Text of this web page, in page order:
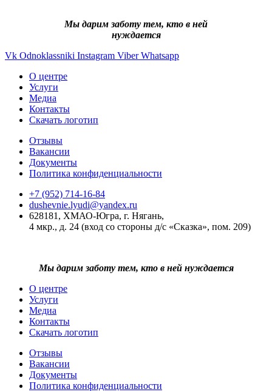
Мы дарим заботу тем, кто в ней
нуждается
Vk Odnoklassniki Instagram Viber Whatsapp
О центре
Услуги
Медиа
Контакты
Скачать логотип
Отзывы
Вакансии
Документы
Политика конфиденциальности
+7 (952) 714-16-84
dushevnie.lyudi@yandex.ru
628181, ХМАО-Югра, г. Нягань,
4 мкр., д. 24 (вход со стороны д/с «Сказка», пом. 209)
Мы дарим заботу тем, кто в ней нуждается
О центре
Услуги
Медиа
Контакты
Скачать логотип
Отзывы
Вакансии
Документы
Политика конфиденциальности